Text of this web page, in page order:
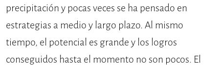
precipitación y pocas veces se ha pensado en
estrategias a medio y largo plazo. Al mismo
tiempo, el potencial es grande y los logros
conseguidos hasta el momento no son pocos. El